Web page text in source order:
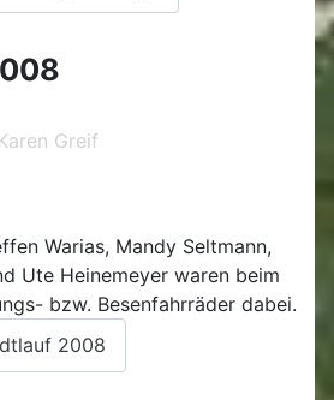
Greif
Warias, Mandy Seltmann,
Ute Heinemeyer waren beim
bzw. Besenfahrräder dabei.
2008